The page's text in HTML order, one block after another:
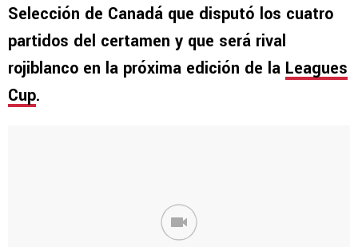
Selección de Canadá que disputó los cuatro
partidos del certamen y que será rival
rojiblanco en la próxima edición de la Leagues
Cup.